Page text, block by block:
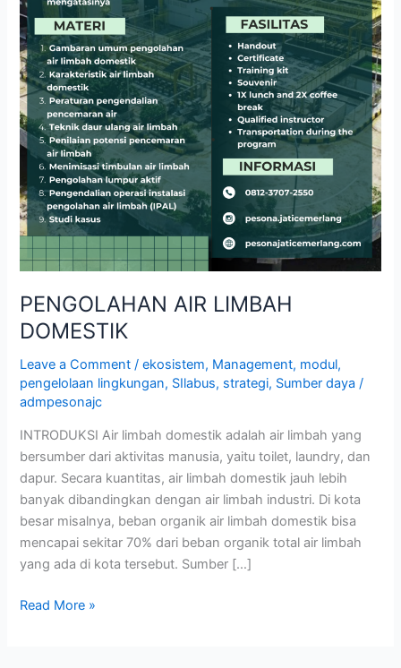
PENGOLAHAN AIR LIMBAH
DOMESTIK
Leave a Comment /ekosistem, Management, modul,
pengelolaan lingkungan, SIlabus, strategi, Sumber daya /
admpesonajc
INTRODUKSI Air limbah domestik adalah air limbah yang
bersumber dari aktivitas manusia, yaitu toilet, laundry, dan
dapur. Secara kuantitas, air limbah domestik jauh lebih
banyak dibandingkan dengan air limbah industri. Di kota
besar misalnya, beban organik air limbah domestik bisa
mencapai sekitar 70% dari beban organik total air limbah
yang ada di kota tersebut. Sumber […]
Read More »